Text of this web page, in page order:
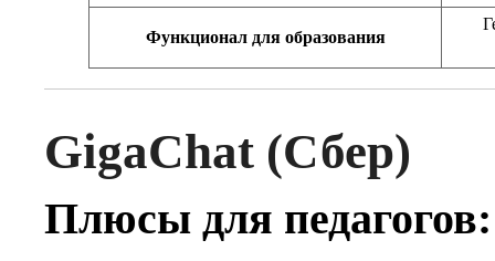
Функционал для образования
GigaChat (Сбер)
Плюсы для педагогов: